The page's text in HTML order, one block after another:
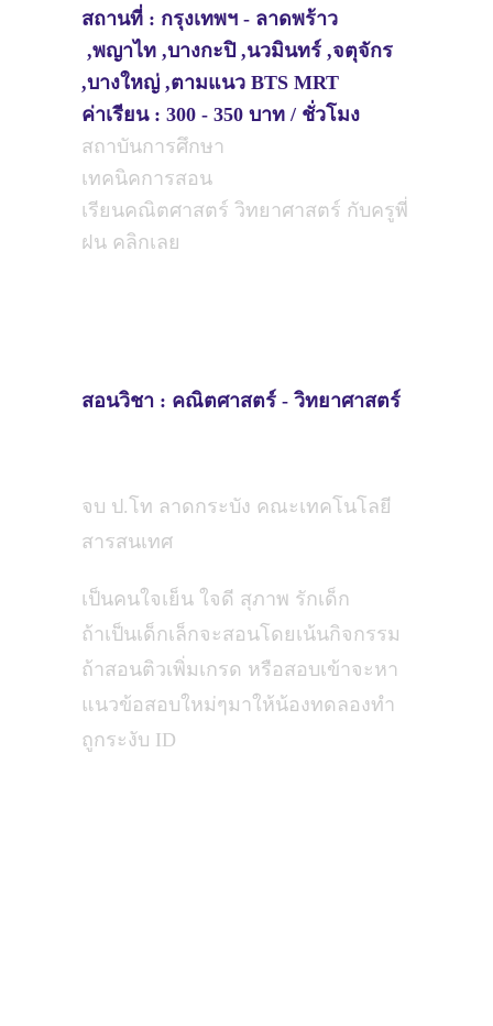
สถานที่ : กรุงเทพฯ - ลาดพร้าว
,พญาไท ,บางกะปิ ,นวมินทร์ ,จตุจักร
,บางใหญ่ ,ตามแนว BTS MRT
ค่าเรียน : 300 - 350 บาท / ชั่วโมง
สถาบันการศึกษา
เทคนิคการสอน
เรียนคณิตศาสตร์ วิทยาศาสตร์ กับครูพี่
ฝน คลิกเลย
สอนวิชา : คณิตศาสตร์ - วิทยาศาสตร์
จบ ป.โท ลาดกระบัง คณะเทคโนโลยี
สารสนเทศ
เป็นคนใจเย็น ใจดี สุภาพ รักเด็ก
ถ้าเป็นเด็กเล็กจะสอนโดยเน้นกิจกรรม
ถ้าสอนติวเพิ่มเกรด หรือสอบเข้าจะหา
แนวข้อสอบใหม่ๆมาให้น้องทดลองทำ
ถูกระงับ ID